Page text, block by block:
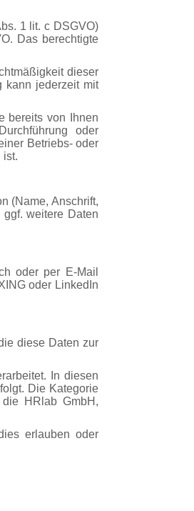
1 lit. c DSGVO)
Das berechtigte
dieser
kann jederzeit mit
bereits von Ihnen
oder
Betriebs- oder
ist.
(Name, Anschrift,
weitere Daten
oder per E-Mail
oder LinkedIn
diese Daten zur
In diesen
Die Kategorie
HRlab GmbH,
erlauben oder